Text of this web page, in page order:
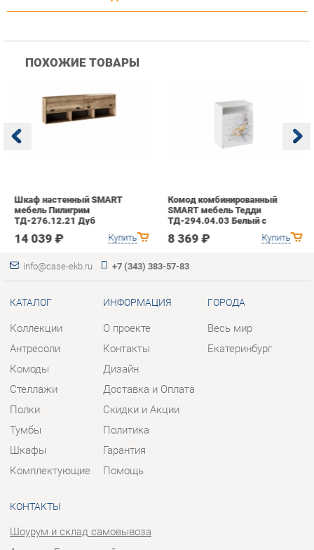
Шкаф настенный SMART
мебель Пилигрим
ТД-276.12.21 Дуб
каньон светлый/Серый
14 039 ₽
Комод комбинированный
SMART мебель Тедди
ТД-294.04.03 Белый с
КАТАЛОГ
Коллекции
Антресоли
Комоды
Стеллажи
Полки
ИНФОРМАЦИЯ
Контакты
Дизайн
Доставка и Оплата
Скидки и Акции
ГОРОДА
Весь мир
Екатеринбург
КОНТАКТЫ
Адрес: г. Березовский, ул.
Ленина, 2
Телефон: +7 (343) 383-57-83
Отправить сообщение